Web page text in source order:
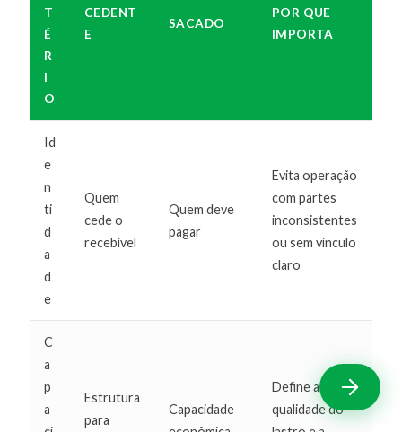
T
É
R
I
O
CEDENT
E
SACADO
POR QUE
IMPORTA
Id
e
n
ti
d
a
d
e
Quem
cede o
recebível
Quem deve
pagar
Evita operação
com partes
inconsistentes
ou sem vínculo
claro
C
a
p
a
Estrutura
para
Capacidade
Define a
qualidade do